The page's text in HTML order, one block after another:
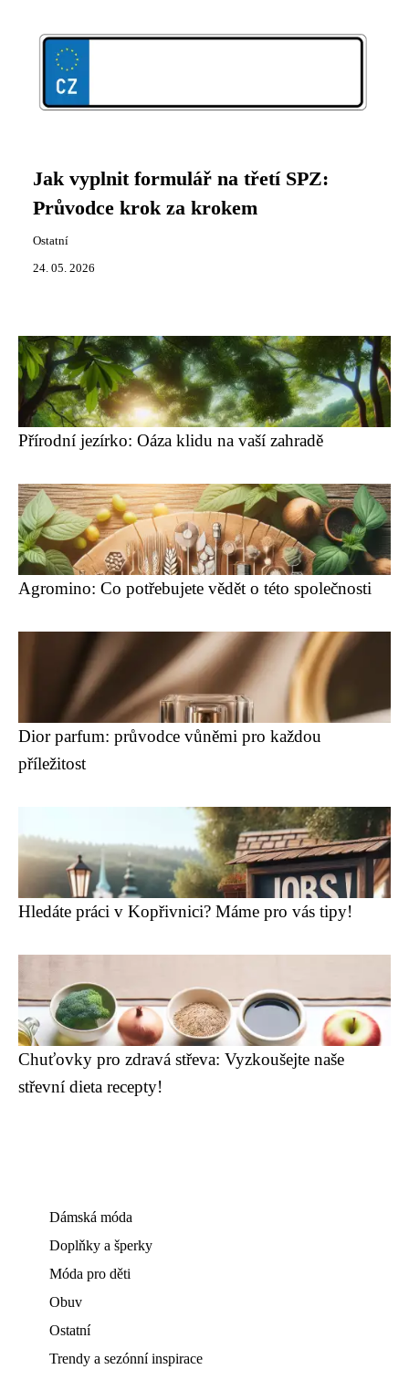
Jak vyplnit formulář na třetí SPZ:
Průvodce krok za krokem
Ostatní
24. 05. 2026
Přírodní jezírko: Oáza klidu na vaší zahradě
Agromino: Co potřebujete vědět o této společnosti
Dior parfum: průvodce vůněmi pro každou
příležitost
Hledáte práci v Kopřivnici? Máme pro vás tipy!
Chuťovky pro zdravá střeva: Vyzkoušejte naše
střevní dieta recepty!
Dámská móda
Doplňky a šperky
Móda pro děti
Obuv
Ostatní
Trendy a sezónní inspirace